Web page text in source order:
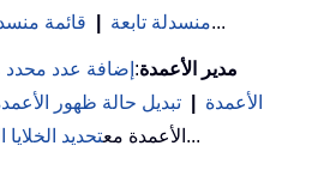
منسدلة تابعة
قائمة ...
مدير الأعمدة: إضافة عدد محدد
الأعمدة
تبديل حالة ظهور
الأعمدة معتحديد ...